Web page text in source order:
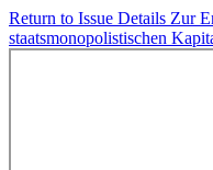
Return to Issue Details Zur
staatsmonopolistischen